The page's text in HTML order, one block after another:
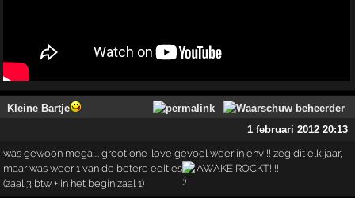
Kleine Bartje
1 februari 2012 20:13
was gewoon mega.... groot one-love gevoel weer in ehv!!! zeg dit elk jaar,
maar was weer 1 van de betere edities
AWAKE ROCKT!!!!
(zaal 3 btw + in het begin zaal 1)